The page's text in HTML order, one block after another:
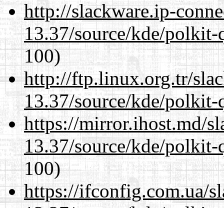
http://slackware.ip-
13.37/source/kde/
100)
http://ftp.linux.org.tr/
13.37/source/kde/
https://mirror.ihost.md/
13.37/source/kde/
100)
https://ifconfig.com.ua/